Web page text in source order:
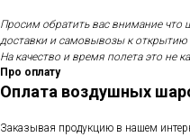
Просим обратить вас внимание
доставки и самовывозы к открытию
На качество и время полета это не
Про оплату
Оплата воздушных
Заказывая продукцию в нашем